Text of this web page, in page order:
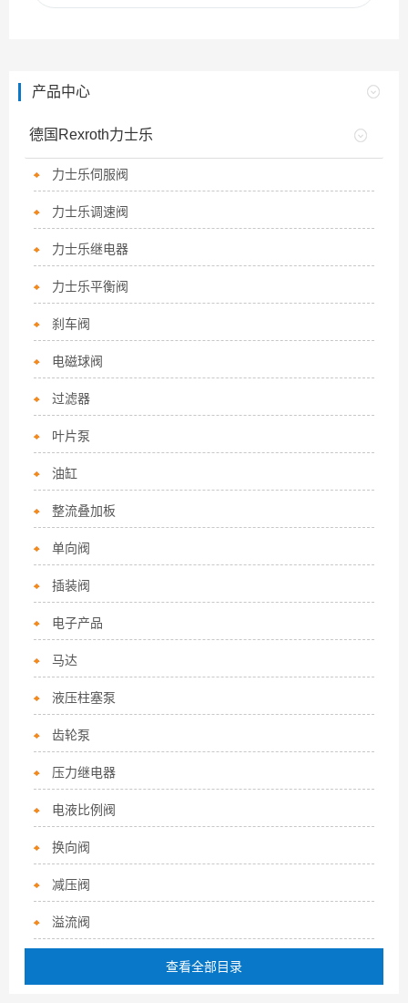
产品中心
德国Rexroth力士乐
力士乐伺服阀
力士乐调速阀
力士乐继电器
力士乐平衡阀
刹车阀
电磁球阀
过滤器
叶片泵
油缸
整流叠加板
单向阀
插装阀
电子产品
马达
液压柱塞泵
齿轮泵
压力继电器
电液比例阀
换向阀
减压阀
溢流阀
查看全部目录